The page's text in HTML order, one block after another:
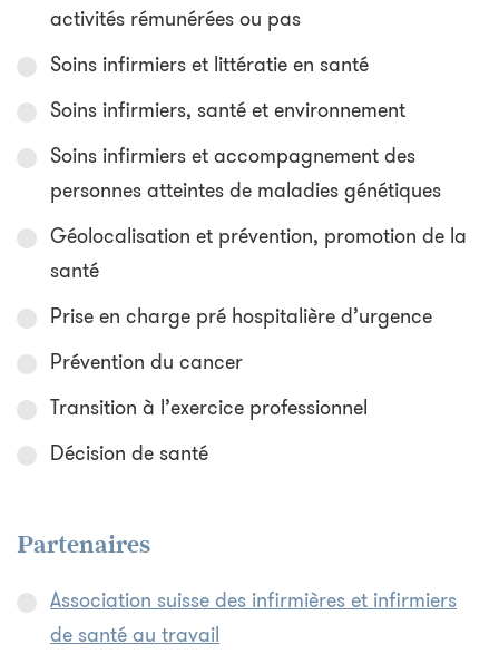
activités rémunérées ou pas
Soins infirmiers et littératie en santé
Soins infirmiers, santé et environnement
Soins infirmiers et accompagnement des
personnes atteintes de maladies génétiques
Géolocalisation et prévention, promotion de la
santé
Prise en charge pré hospitalière d’urgence
Prévention du cancer
Transition à l’exercice professionnel
Décision de santé
Partenaires
Association suisse des infirmières et infirmiers
de santé au travail